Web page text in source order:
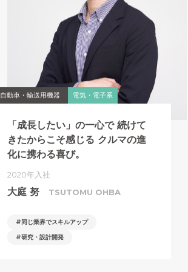
自動車・輸送用機器 電気・電子系
「成長したい」の一心で続けて
きたからこそ感じる クルマの進
化に携わる喜び。
2020年入社
大庭 努 TSUTOMU OHBA
同じ業界でスキルアップ
研究・設計開発